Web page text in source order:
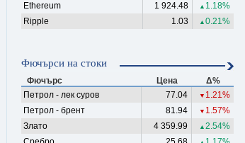
Ethereum
1 924.48 ▲ 1.18%
Ripple
1.03 ▲ 0.21%
Фючърси на стоки
Фючърс Цена
Δ%
Петрол - лек суров
77.04 ▼ 1.21%
Петрол - брент
81.94 ▼ 1.57%
Злато
4 359.99 ▲ 2.54%